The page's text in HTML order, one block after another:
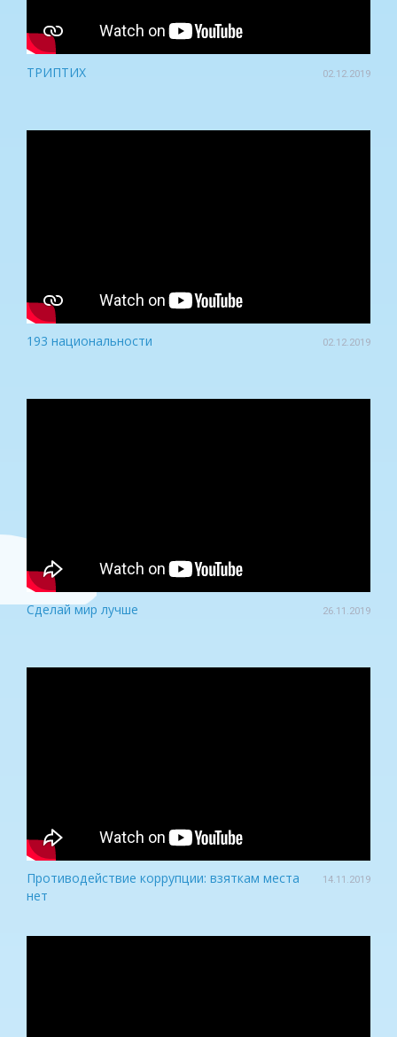
ТРИПТИХ 02.12.2019
193 национальности 02.12.2019
Сделай мир лучше 26.11.2019
Противодействие коррупции: взяткам места
нет
14.11.2019